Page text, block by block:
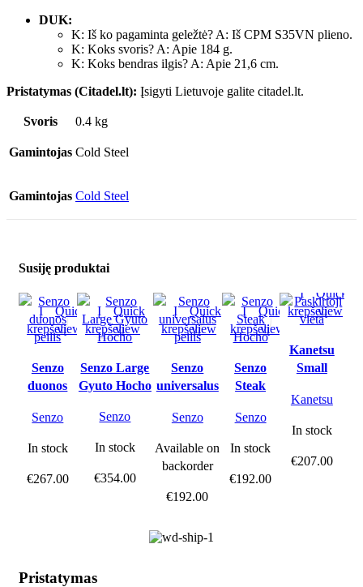
DUK:
K: Iš ko pagaminta geležtė? A: Iš CPM S35VN plieno.
K: Koks svoris? A: Apie 184 g.
K: Koks bendras ilgis? A: Apie 21,6 cm.
Pristatymas (Citadel.lt): Įsigyti Lietuvoje galite citadel.lt.
Svoris 0.4 kg
Gamintojas Cold Steel
Gamintojas Cold Steel
Susiję produktai
Į
krepšelį
Quick
view
Senzo
duonos
Senzo
In stock
€267.00
Į
krepšelį
Quick
view
Senzo Large
Gyuto Hocho
Senzo
In stock
€354.00
Į
krepšelį
Quick
view
Senzo
universalus
Senzo
Available on
backorder
€192.00
Į
krepšelį
Quick
view
Senzo
Steak
Senzo
In stock
€192.00
Į
krepšelį
Quick
view
Kanetsu
Small
Kanetsu
In stock
€207.00
Pristatymas